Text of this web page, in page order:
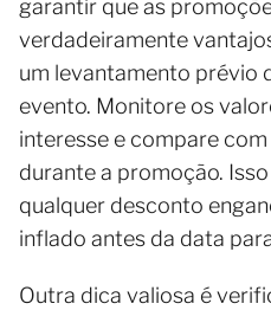
garantir que as
verdadeiramente
um levantamento prévio
evento. Monitore os
interesse e compare
durante a promoção.
qualquer desconto
inflado antes da data
Outra dica valiosa é